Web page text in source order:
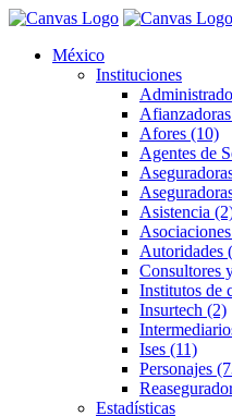
México
Instituciones
Afores (10)
Agentes de
Asistencia
Autoridades
Consultores
Institutos de
Insurtech (2)
Ises (11)
Personajes
Estadísticas